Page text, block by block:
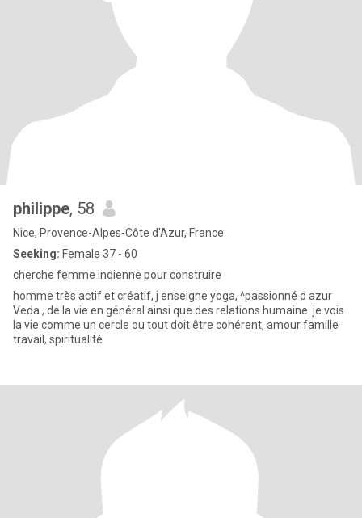
philippe, 58
Nice, Provence-Alpes-Côte d'Azur, France
Seeking: Female 37 - 60
cherche femme indienne pour construire
homme très actif et créatif, j enseigne yoga, ^passionné d azur
Veda , de la vie en général ainsi que des relations humaine. je vois
la vie comme un cercle ou tout doit être cohérent, amour famille
travail, spiritualité